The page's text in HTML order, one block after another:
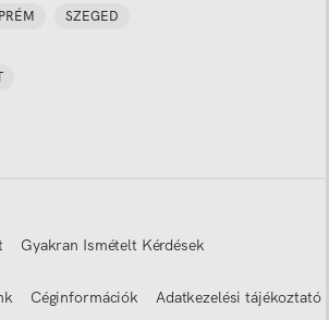
SZEGED
Gyakran Ismételt Kérdések
Céginformációk Adatkezelési tájékoztató